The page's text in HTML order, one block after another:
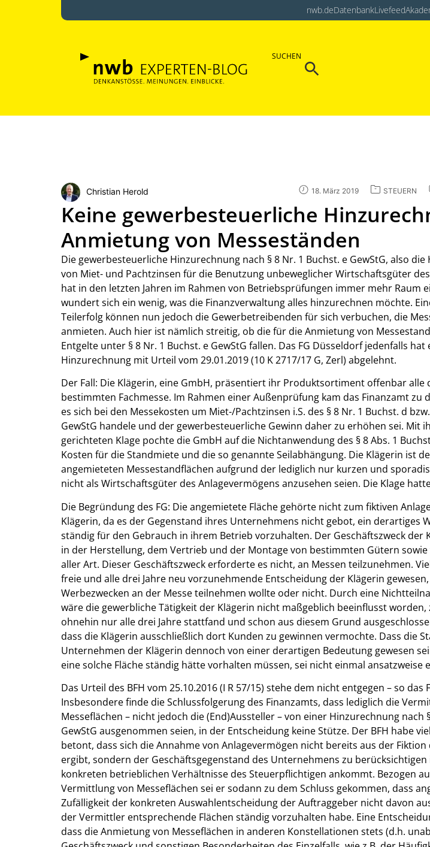
nwb.deDatenbankLivefeed
SUCHEN
Search
Christian Herold 18. März 2019 STEUERN
Keine gewerbesteuerliche
Anmietung von Messeständen
Die gewerbesteuerliche Hinzurechnung nach § 8 Nr. 1 Buchst. e GewStG, also
von Miet- und Pachtzinsen für die Benutzung unbeweglicher Wirtschaftsgüter
hat in den letzten Jahren im Rahmen von Betriebsprüfungen immer mehr Raum
wundert sich ein wenig, was die Finanzverwaltung alles hinzurechnen möchte.
Teilerfolg können nun jedoch die Gewerbetreibenden für sich verbuchen, die
anmieten. Auch hier ist nämlich streitig, ob die für die Anmietung von
Entgelte unter § 8 Nr. 1 Buchst. e GewStG fallen. Das FG Düsseldorf jedenfalls hat
Hinzurechnung mit Urteil vom 29.01.2019 (10 K 2717/17 G, Zerl) abgelehnt.
Der Fall: Die Klägerin, eine GmbH, präsentiert ihr Produktsortiment offenbar alle
bestimmten Fachmesse. Im Rahmen einer Außenprüfung kam das Finanzamt zu
es sich bei den Messekosten um Miet-/Pachtzinsen i.S. des § 8 Nr. 1 Buchst. d
GewStG handele und der gewerbesteuerliche Gewinn daher zu erhöhen sei. Mit
gerichteten Klage pochte die GmbH auf die Nichtanwendung des § 8 Abs. 1
Kosten für die Standmiete und die so genannte Seilabhängung. Die Klägerin ist
angemieteten Messestandflächen aufgrund der lediglich nur kurzen und
nicht als Wirtschaftsgüter des Anlagevermögens anzusehen seien. Die Klage
Die Begründung des FG: Die angemietete Fläche gehörte nicht zum fiktiven
Klägerin, da es der Gegenstand ihres Unternehmens nicht gebot, ein derartiges
ständig für den Gebrauch in ihrem Betrieb vorzuhalten. Der Geschäftszweck der
in der Herstellung, dem Vertrieb und der Montage von bestimmten Gütern
aller Art. Dieser Geschäftszweck erforderte es nicht, an Messen teilzunehmen.
freie und alle drei Jahre neu vorzunehmende Entscheidung der Klägerin
Werbezwecken an der Messe teilnehmen wollte oder nicht. Durch eine
wäre die gewerbliche Tätigkeit der Klägerin nicht maßgeblich beeinflusst worden,
ohnehin nur alle drei Jahre stattfand und schon aus diesem Grund
dass die Klägerin ausschließlich dort Kunden zu gewinnen vermochte. Dass die
Unternehmen der Klägerin dennoch von einer derartigen Bedeutung gewesen
eine solche Fläche ständig hätte vorhalten müssen, sei nicht einmal ansatzweise
Das Urteil des BFH vom 25.10.2016 (I R 57/15) stehe dem nicht entgegen – so das
Insbesondere finde die Schlussfolgerung des Finanzamts, dass lediglich die
Messeflächen – nicht jedoch die (End)Aussteller – von einer Hinzurechnung nach
GewStG ausgenommen seien, in der Entscheidung keine Stütze. Der BFH habe
betont, dass sich die Annahme von Anlagevermögen nicht bereits aus der Fiktion
ergibt, sondern der Geschäftsgegenstand des Unternehmens zu berücksichtigen
konkreten betrieblichen Verhältnisse des Steuerpflichtigen ankommt. Bezogen
Vermittlung von Messeflächen sei er sodann zu dem Schluss gekommen, dass
Zufälligkeit der konkreten Auswahlentscheidung der Auftraggeber nicht davon
der Vermittler entsprechende Flächen ständig vorzuhalten habe. Eine
dass die Anmietung von Messeflächen in anderen Konstellationen stets (d.h.